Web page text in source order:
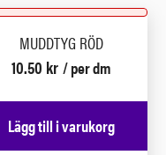
MUDDTYG RÖD
10.50 kr / per dm
Lägg till i varukorg